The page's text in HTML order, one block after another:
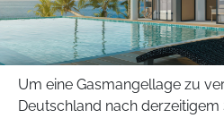
Um eine Gasmangellage zu
Deutschland nach derzeitigem